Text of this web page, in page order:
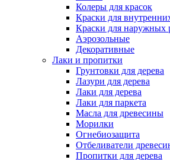
Колеры для красок
Краски для
Краски для наружных
Аэрозольные
Декоративные
Лаки и пропитки
Грунтовки для дерева
Лазури для дерева
Лаки для дерева
Лаки для паркета
Масла для древесины
Морилки
Огнебиозащита
Отбеливатели
Пропитки для дерева